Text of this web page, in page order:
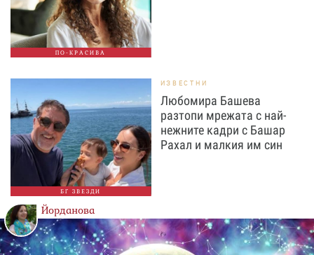
ПО-КРАСИВА
БГ ЗВЕЗДИ
ИЗВЕСТНИ
Любомира Башева
разтопи мрежата с най-
нежните кадри с Башар
Рахал и малкия им син
Йорданова